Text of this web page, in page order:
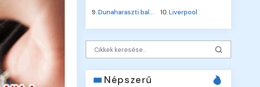
9.Dunaharaszti baleset 10.Liverpool
Népszerű